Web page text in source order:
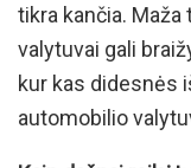
tikra kančia.
valytuvai gali
kur kas didesnės
automobilio